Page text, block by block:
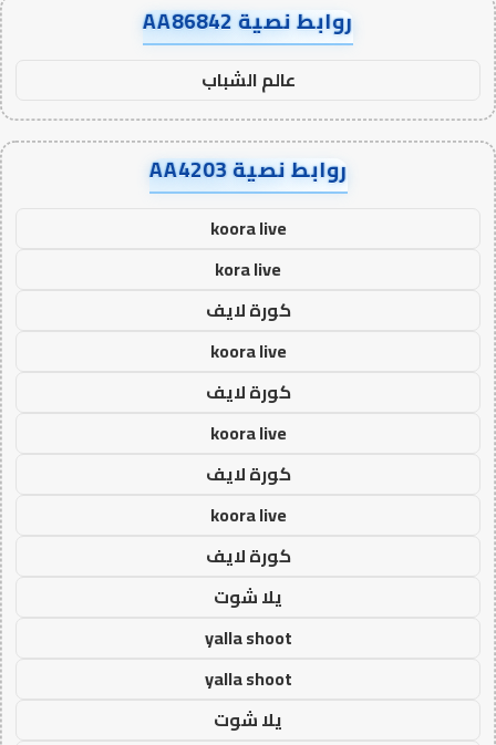
روابط نصية AA86842
عالم الشباب
روابط نصية AA4203
koora live
kora live
كورة لايف
koora live
كورة لايف
koora live
كورة لايف
koora live
كورة لايف
يلا شوت
yalla shoot
yalla shoot
يلا شوت